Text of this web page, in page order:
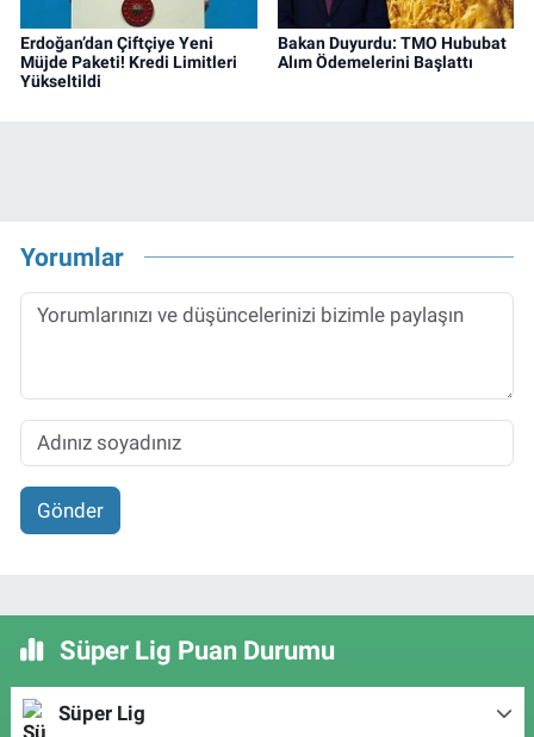
Erdoğan’dan Çiftçiye Yeni
Müjde Paketi! Kredi Limitleri
Yükseltildi
Bakan Duyurdu: TMO Hububat
Alım Ödemelerini Başlattı
Yorumlar
Gönder
Süper Lig Puan Durumu
Süper Lig